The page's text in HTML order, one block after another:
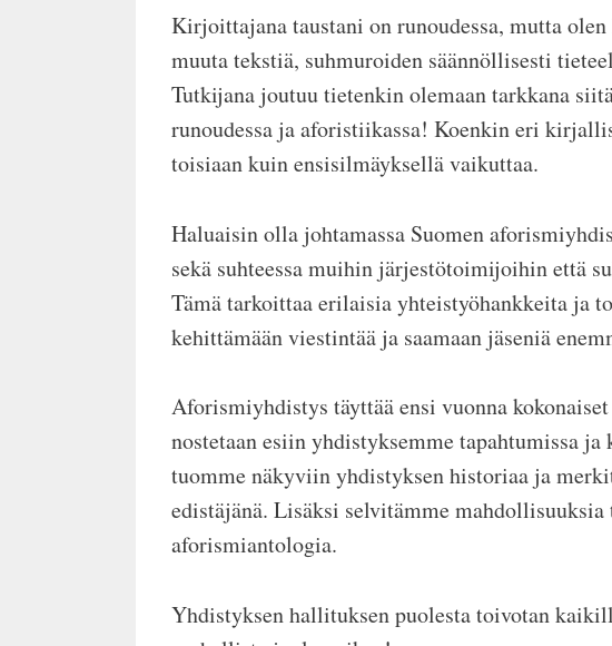
Kirjoittajana taustani on runoudessa, mutta
muuta tekstiä, suhmuroiden säännöllisesti
Tutkijana joutuu tietenkin olemaan tarkkana
runoudessa ja aforistiikassa! Koenkin eri
toisiaan kuin ensisilmäyksellä vaikuttaa.
Haluaisin olla johtamassa Suomen
sekä suhteessa muihin järjestötoimijoihin että
Tämä tarkoittaa erilaisia yhteistyöhankkeita ja
kehittämään viestintää ja saamaan jäseniä
Aforismiyhdistys täyttää ensi vuonna
nostetaan esiin yhdistyksemme tapahtumissa
tuomme näkyviin yhdistyksen historiaa ja
edistäjänä. Lisäksi selvitämme
aforismiantologia.
Yhdistyksen hallituksen puolesta toivotan